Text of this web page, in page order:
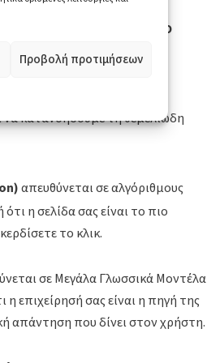
Προβολή προτιμήσεων
ChatGPT και το Google
σε λίστες, το GEO
επιχείρησής σας ως η
να κατανοήσουμε τη θεμελιώδη
απευθύνεται σε αλγόριθμους
η σελίδα σας είναι το πιο
το κλικ.
σε Μεγάλα Γλωσσικά Μοντέλα
η επιχείρησή σας είναι η πηγή της
απάντηση που δίνει στον χρήστη.